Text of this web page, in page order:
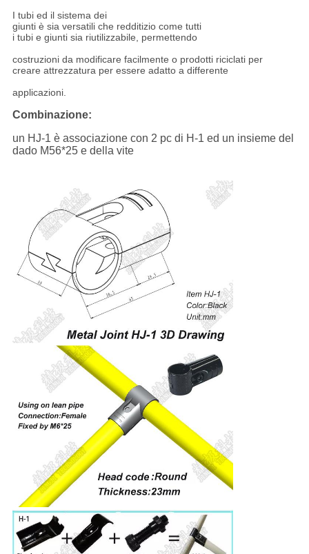
I tubi ed il sistema dei
giunti è sia versatili che redditizio come tutti
i tubi e giunti sia riutilizzabile, permettendo
costruzioni da modificare facilmente o prodotti riciclati per
creare attrezzatura per essere adatto a differente
applicazioni.
Combinazione:
un HJ-1 è associazione con 2 pc di H-1 ed un insieme del
dado M56*25 e della vite